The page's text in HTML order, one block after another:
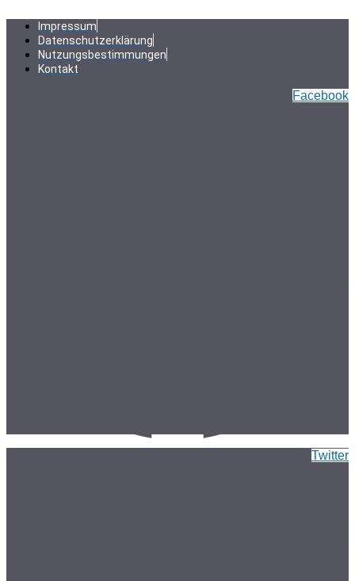
Inhalt
springen
Impressum
Datenschutzerklärung
Nutzungsbestimmungen
Kontakt
Facebook
Twitter